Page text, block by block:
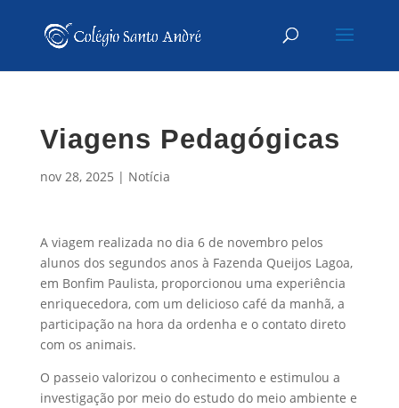
Viagens Pedagógicas
nov 28, 2025 | Notícia
A viagem realizada no dia 6 de novembro pelos
alunos dos segundos anos à Fazenda Queijos Lagoa,
em Bonfim Paulista, proporcionou uma experiência
enriquecedora, com um delicioso café da manhã, a
participação na hora da ordenha e o contato direto
com os animais.
O passeio valorizou o conhecimento e estimulou a
investigação por meio do estudo do meio ambiente e